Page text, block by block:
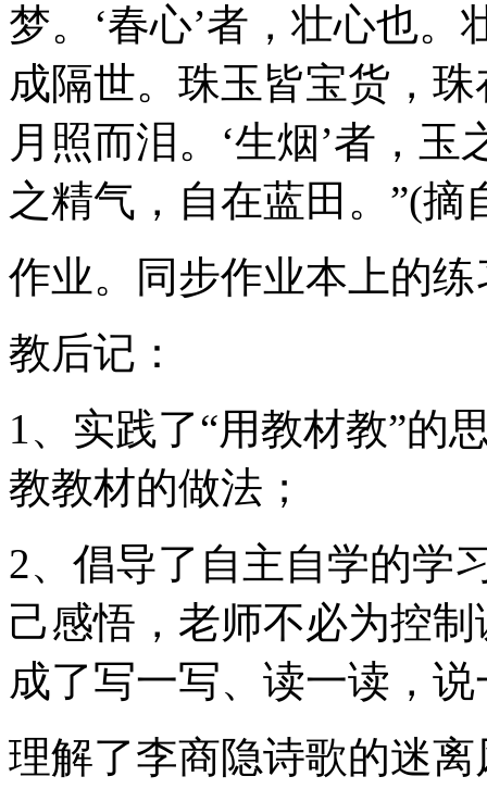
梦。‘春心’者，壮心也
成隔世。珠玉皆宝货，
月照而泪。‘生烟’者，
之精气，自在蓝田。”(摘
作业。同步作业本上的练
教后记：
1、实践了“用教材教”的
教教材的做法；
2、倡导了自主自学的学
己感悟，老师不必为控
成了写一写、读一读，
理解了李商隐诗歌的迷